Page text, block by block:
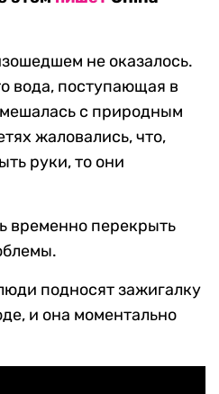
не оказалось.
вода, поступающая в
с природным
жаловались, что,
руки, то они
временно перекрыть
подносят зажигалку
и она моментально